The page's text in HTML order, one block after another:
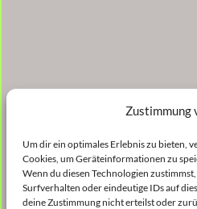
Zustimmung
Um dir ein optimales Erlebnis zu bieten,
Cookies, um Geräteinformationen zu
Wenn du diesen Technologien
Surfverhalten oder eindeutige IDs auf
deine Zustimmung nicht erteilst oder